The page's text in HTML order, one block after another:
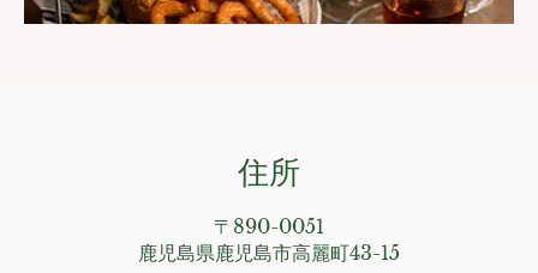
住所
〒890-0051
鹿児島県鹿児島市高麗町43-15